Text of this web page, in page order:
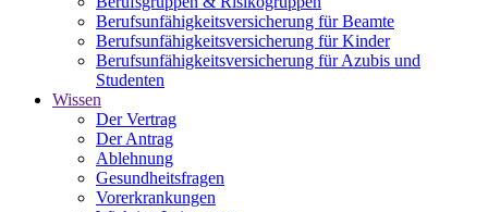
Berufsunfähigkeitsversicherung für Beamte
Berufsunfähigkeitsversicherung für Kinder
Berufsunfähigkeitsversicherung für Azubis und
Studenten
Wissen
Der Vertrag
Der Antrag
Ablehnung
Gesundheitsfragen
Vorerkrankungen